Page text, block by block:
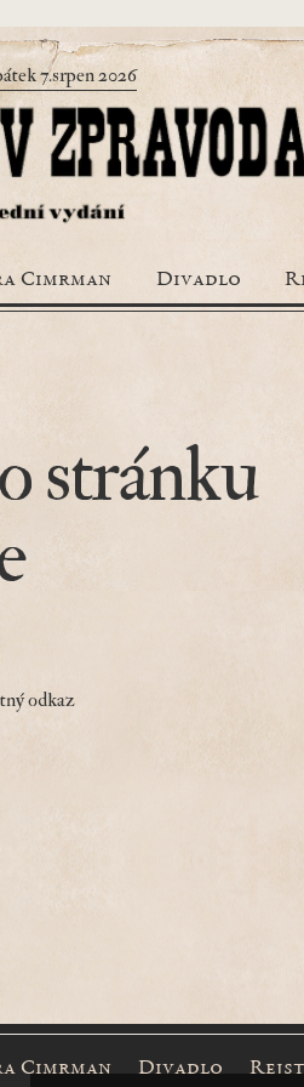
7.srpen 2026
Cimrman Divadlo
stránku
odkaz
Cimrman Divadlo